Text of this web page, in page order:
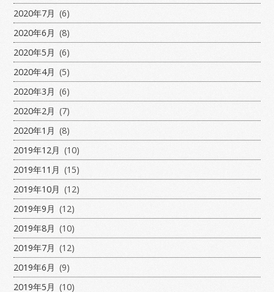
2020年7月 (6)
2020年6月 (8)
2020年5月 (6)
2020年4月 (5)
2020年3月 (6)
2020年2月 (7)
2020年1月 (8)
2019年12月 (10)
2019年11月 (15)
2019年10月 (12)
2019年9月 (12)
2019年8月 (10)
2019年7月 (12)
2019年6月 (9)
2019年5月 (10)